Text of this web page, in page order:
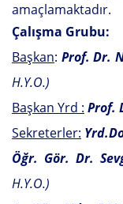
amaçlamaktadır.
Çalışma Grubu:
Başkan: Prof. Dr.
H.Y.O.)
Başkan Yrd : Prof.
Sekreterler:
Öğr. Gör. Dr.
H.Y.O.)